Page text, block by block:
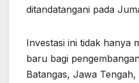
ditandatangani pada
Investasi ini tidak hanya
baru bagi
Batangas, Jawa